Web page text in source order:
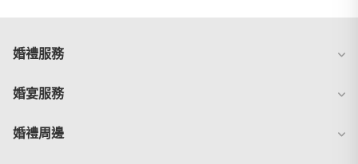
婚禮服務
婚宴服務
婚禮周邊